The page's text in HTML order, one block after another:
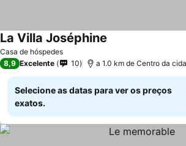
Casa de hóspedes
La Villa Joséphine
8,9 Excelente 10 a 1.0 km de Centro da
Selecione as datas para ver os preços
exatos.